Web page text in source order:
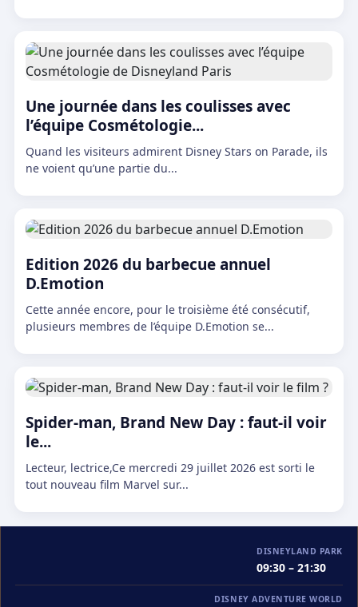
Une journée dans les coulisses avec
l’équipe Cosmétologie...
Quand les visiteurs admirent Disney Stars on Parade, ils
ne voient qu’une partie du...
Edition 2026 du barbecue annuel
D.Emotion
Cette année encore, pour le troisième été consécutif,
plusieurs membres de l’équipe D.Emotion se...
Spider-man, Brand New Day : faut-il voir
le...
Lecteur, lectrice,Ce mercredi 29 juillet 2026 est sorti le
tout nouveau film Marvel sur...
DISNEYLAND PARK
09:30 – 21:30
DISNEY ADVENTURE WORLD